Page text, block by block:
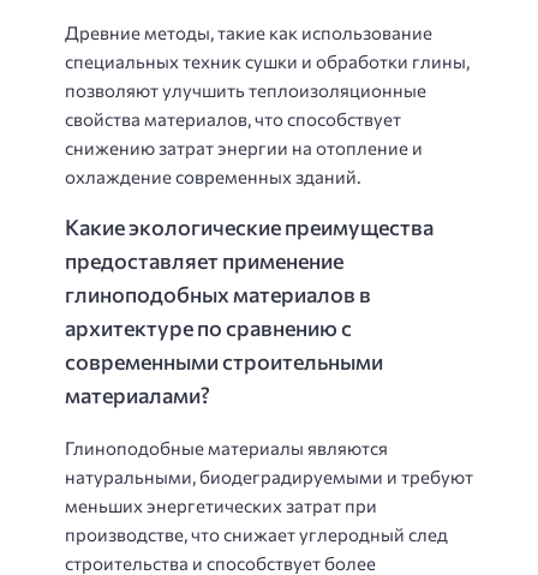
Древние методы, такие как использование
специальных техник сушки и обработки глины,
позволяют улучшить теплоизоляционные
свойства материалов, что способствует
снижению затрат энергии на отопление и
охлаждение современных зданий.
Какие экологические преимущества
предоставляет применение
глиноподобных материалов в
архитектуре по сравнению с
современными строительными
материалами?
Глиноподобные материалы являются
натуральными, биодеградируемыми и требуют
меньших энергетических затрат при
производстве, что снижает углеродный след
строительства и способствует более